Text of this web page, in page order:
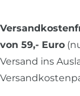
von 59,- Euro
Versand ins